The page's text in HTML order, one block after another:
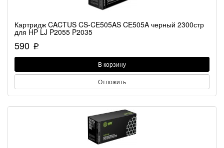
Картридж CACTUS CS-CE505AS CE505A черный 2300стр
для HP LJ P2055 P2035
590 p
В корзину
Отложить